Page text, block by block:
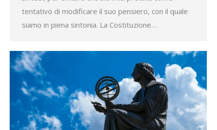
tentativo di modificare il suo pensiero, con il quale
siamo in piena sintonia. La Costituzione…